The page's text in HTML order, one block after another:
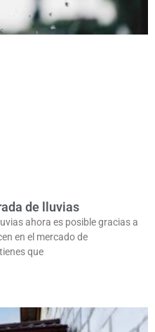
de lluvias
ahora es posible gracias a
en el mercado de
que